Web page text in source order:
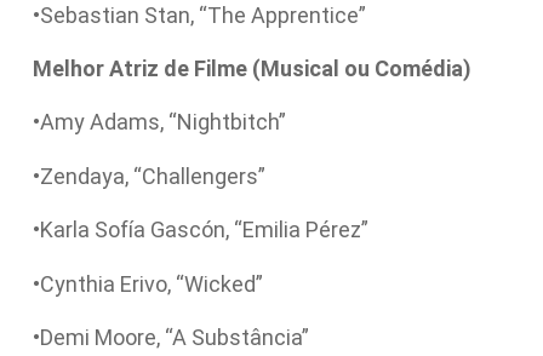
•Sebastian Stan, “The Apprentice”
Melhor Atriz de Filme (Musical ou Comédia)
•Amy Adams, “Nightbitch”
•Zendaya, “Challengers”
•Karla Sofía Gascón, “Emilia Pérez”
•Cynthia Erivo, “Wicked”
•Demi Moore, “A Substância”